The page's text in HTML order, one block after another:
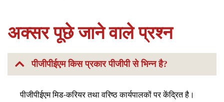
अक्सर पूछे जाने वाले प्रश्न
पीजीपीईएम किस प्रकार पीजीपी से भिन्न है?
पीजीपीईएम मिड-करियर तथा वरिष्ठ कार्यपालकों पर केंद्रित है।